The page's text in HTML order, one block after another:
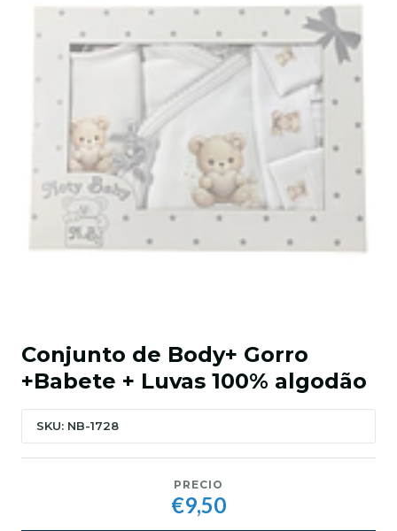
Conjunto de Body+ Gorro
+Babete + Luvas 100% algodão
SKU: NB-1728
PRECIO
€9,50